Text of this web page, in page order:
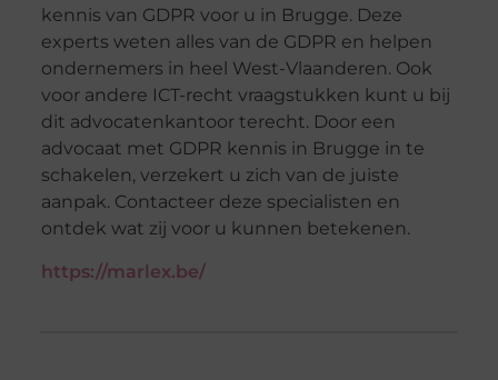
kennis van GDPR voor u in Brugge. Deze
experts weten alles van de GDPR en helpen
ondernemers in heel West-Vlaanderen. Ook
voor andere ICT-recht vraagstukken kunt u bij
dit advocatenkantoor terecht. Door een
advocaat met GDPR kennis in Brugge in te
schakelen, verzekert u zich van de juiste
aanpak. Contacteer deze specialisten en
ontdek wat zij voor u kunnen betekenen.
https://marlex.be/